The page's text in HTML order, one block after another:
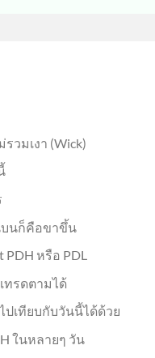
วมเงา (Wick)
บนก็คือขาขึ้น
หรือ PDL
ทรดตามได้
ปเทียบกับวันนี้ได้ด้วย
ในหลายๆ วัน